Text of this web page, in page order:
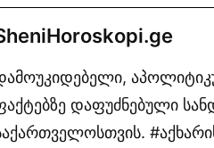
დაფუძნებული